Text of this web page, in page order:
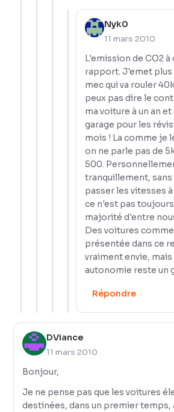
Nyk0
11 mars 2010
L'emission de CO2 à
rapport. J'emet plus
mec qui va rouler
peux pas dire le
ma voiture à un an et
garage pour les
mois ! La comme je
on ne parle pas de
500.
tranquillement, sans
passer les vitesses
ce n'est pas toujours
majorité d'entre
Des voitures
présentée dans ce
vraiment envie,
autonomie reste un
Répondre
DViance
11 mars 2010
Bonjour,
Je ne pense pas que les voitures
destinées, dans un premier temps,